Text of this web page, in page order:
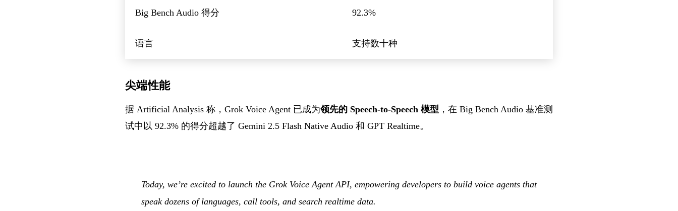
Big Bench Audio 得分 92.3%
语言 支持数十种
尖端性能
据 Artificial Analysis 称，Grok Voice Agent 已成为领先的 Speech-to-Speech 模型 ，在 Big Bench Audio 基准测
试中以 92.3% 的得分超越了 Gemini 2.5 Flash Native Audio 和 GPT Realtime。
Today, we’re excited to launch the Grok Voice Agent API, empowering developers to build voice agents that
speak dozens of languages, call tools, and search realtime data.